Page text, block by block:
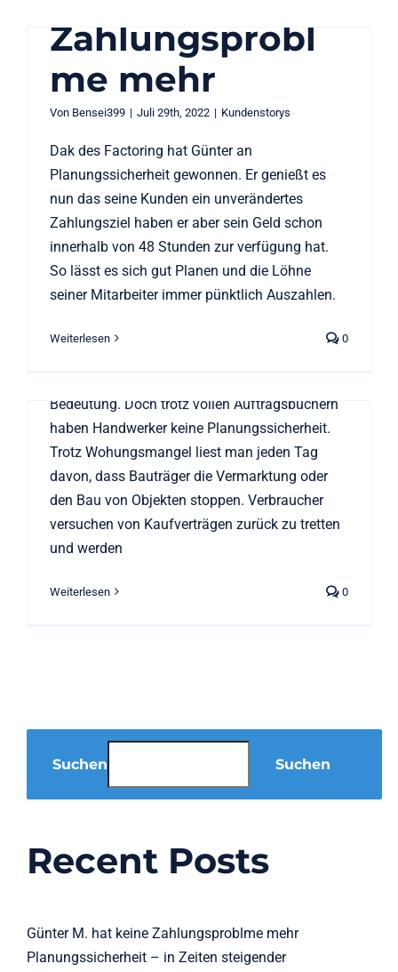
Zahlungsprobl
me mehr
Von Bensei399 | Juli 29th, 2022 | Kundenstorys
Dak des Factoring hat Günter an
Planungssicherheit gewonnen. Er genießt es
nun das seine Kunden ein unverändertes
Zahlungsziel haben er aber sein Geld schon
innerhalb von 48 Stunden zur verfügung hat.
So lässt es sich gut Planen und die Löhne
seiner Mitarbeiter immer pünktlich Auszahlen.
Weiterlesen 0
Planungssicherheit – in
Zeiten steigender
Planungssicher
heit – in Zeiten
steigender
Unsicherheiten
Von Bensei399 | Juli 29th, 2022 | News
In Zeiten steigender Unsicherheiten durch
steigende Preise, gestörten Lieferketten,
Bedeutung. Doch trotz vollen Auftragsbüchern
haben Handwerker keine Planungssicherheit.
Trotz Wohungsmangel liest man jeden Tag
davon, dass Bauträger die Vermarktung oder
den Bau von Objekten stoppen. Verbraucher
versuchen von Kaufverträgen zurück zu tretten
und werden
Weiterlesen 0
Suchen Suchen
Recent Posts
Günter M. hat keine Zahlungsproblme mehr
Planungssicherheit – in Zeiten steigender